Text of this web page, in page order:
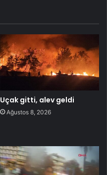
Uçak gitti, alev geldi
Ağustos 8, 2026